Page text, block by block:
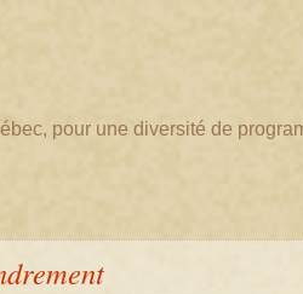
pour une diversité de